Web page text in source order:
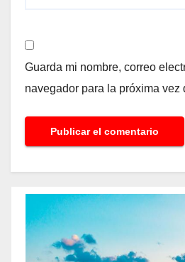
Guarda mi nombre, correo
navegador para la próxima vez